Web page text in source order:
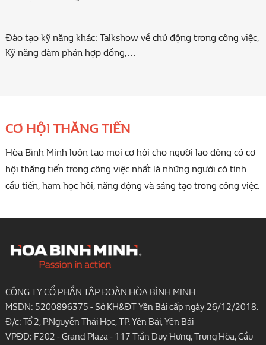
Đào tạo kỹ năng khác: Talkshow về chủ động trong công việc,
Kỹ năng đàm phán hợp đồng,...
CƠ HỘI THĂNG TIẾN
Hòa Bình Minh luôn tạo mọi cơ hội cho người lao động có cơ
hội thăng tiến trong công việc nhất là những người có tính
cầu tiến, ham học hỏi, năng động và sáng tạo trong công việc.
CÔNG TY CỔ PHẦN TẬP ĐOÀN HÒA BÌNH MINH
MSDN: 5200896375 - Sở KH&ĐT Yên Bái cấp ngày 26/12/2018.
Đ/c: Tổ 2, P.Nguyễn Thái Học, TP. Yên Bái, Yên Bái
VPĐD: F202 - Grand Plaza - 117 Trần Duy Hưng, Trung Hòa, Cầu